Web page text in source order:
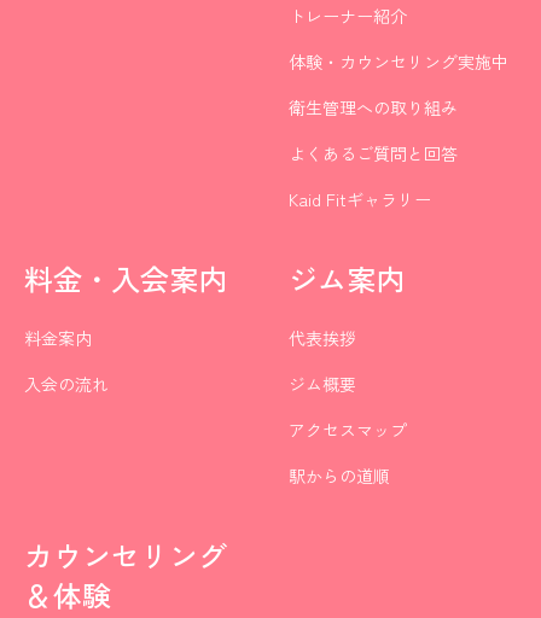
トレーナー紹介
体験・カウンセリング実施中
衛生管理への取り組み
よくあるご質問と回答
Kaid Fitギャラリー
料金・入会案内
料金案内
入会の流れ
ジム案内
代表挨拶
ジム概要
アクセスマップ
駅からの道順
カウンセリング
＆体験